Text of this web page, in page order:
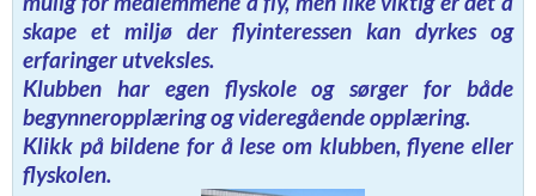
skape et miljø der flyinteressen kan dyrkes og
erfaringer utveksles.
Klubben har egen flyskole og sørger for både
begynneropplæring og videregående opplæring.
Klikk på bildene for å lese om klubben, flyene eller
flyskolen.